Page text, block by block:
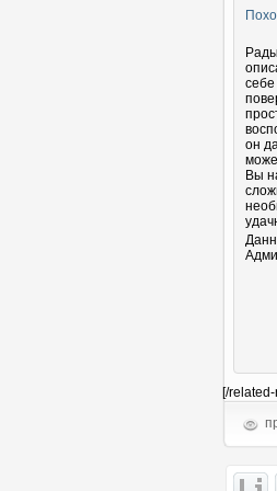
он
Вы
[/